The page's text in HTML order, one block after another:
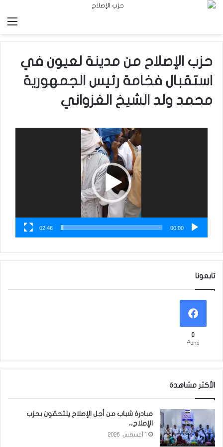
حزب الإصلاح من مدينة لعيون في
استقبال فخامة رئيس الجمهورية
محمد ولد الشيخ الغزواني
00:00
02:46
تابعونا
0
Fans
الأكثر مشاهدة
مبادرة شباب من أجل الإصلاح يلتحقون بحزب
الإصلاح،،